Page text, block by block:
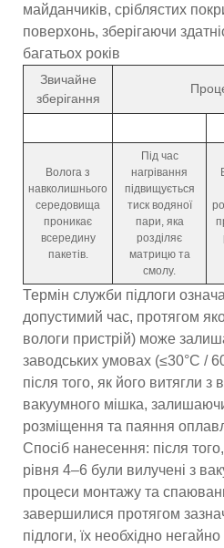
майданчиків, сріблястих
поверхонь, зберігаючи
багатьох років
Звичайне
зберігання
Волога з
навколишнього
середовища
проникає
всередину
пакетів.
Під час
нагрівання
підвищується
тиск водяної
пари, яка
розділяє
матрицю та
смолу.
Термін служби підлоги
допустимий час, протягом
вологи пристрій) може
заводських умовах (≤30°C /
після того, як його витягли з
вакуумного мішка,
розміщення та паяння
Спосіб нанесення: після
рівня 4–6 були вилучені з
процеси монтажу та
завершилися протягом
підлоги, їх необхідно